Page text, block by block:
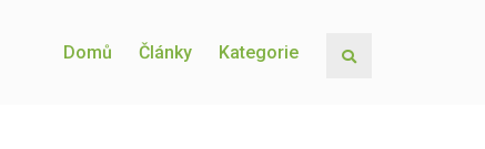
Domů Články Kategorie